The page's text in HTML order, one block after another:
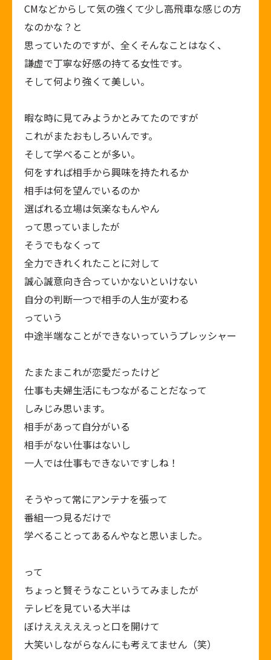
CMなどからして気の強くて少し高飛車な感じの方
なのかな？と
思っていたのですが、全くそんなことはなく、
謙虚で丁寧な好感の持てる女性です。
そして何より強くて美しい。
暇な時に見てみようかとみてたのですが
これがまたおもしろいんです。
そして学べることが多い。
何をすれば相手から興味を持たれるか
相手は何を望んでいるのか
選ばれる立場は気楽なもんやん
って思っていましたが
そうでもなくって
全力できれくれたことに対して
誠心誠意向き合っていかないといけない
自分の判断一つで相手の人生が変わる
っていう
中途半端なことができないっていうプレッシャー
たまたまこれが恋愛だったけど
仕事も夫婦生活にもつながることだなって
しみじみ思います。
相手があって自分がいる
相手がない仕事はないし
一人では仕事もできないですしね！
そうやって常にアンテナを張って
番組一つ見るだけで
学べることってあるんやなと思いました。
って
ちょっと賢そうなこというてみましたが
テレビを見ている大半は
ぼけえええええっと口を開けて
大笑いしながらなんにも考えてません（笑）